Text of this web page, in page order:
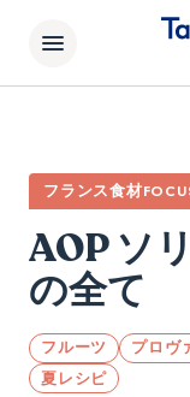
フランス食材
AOP ソ
の全て
フルーツ
プロヴ
夏レシピ